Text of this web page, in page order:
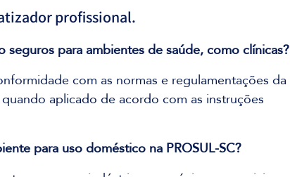
profissional.
seguros para ambientes de saúde, como clínicas?
com as normas e regulamentações da
aplicado de acordo com as instruções
para uso doméstico na PROSUL-SC?